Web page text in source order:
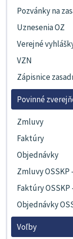
Pozvánky na
Uznesenia OZ
Verejné
VZN
Zápisnice
Povinné
Zmluvy
Faktúry
Objednávky
Zmluvy OSSKP
Faktúry OSSKP
Objednávky
Voľby